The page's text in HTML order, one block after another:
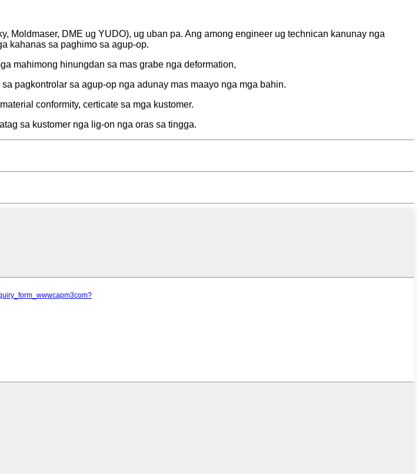
Moldmaser, DME ug YUDO), ug uban pa. Ang among engineer ug technican kanunay nga
kahanas sa paghimo sa agup-op.
mahimong hinungdan sa mas grabe nga deformation,
pagkontrolar sa agup-op nga adunay mas maayo nga mga bahin.
conformity, certicate sa mga kustomer.
sa kustomer nga lig-on nga oras sa tingga.